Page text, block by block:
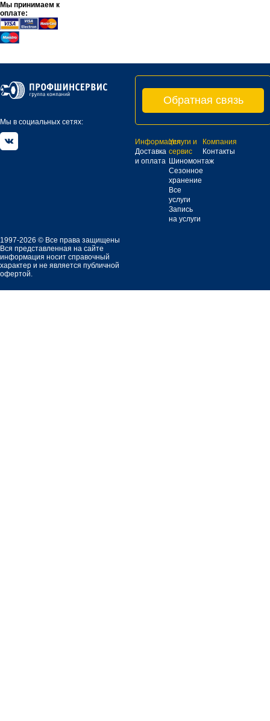
Мы принимаем к
оплате:
Мы в социальных сетях:
Обратная связь
Информация
Доставка
и оплата
Услуги и
сервис
Шиномонтаж
Сезонное
хранение
Все
услуги
Запись
на услуги
Компания
Контакты
1997-2026 © Все права защищены
Вся представленная на сайте
информация носит справочный
характер и не является публичной
офертой.